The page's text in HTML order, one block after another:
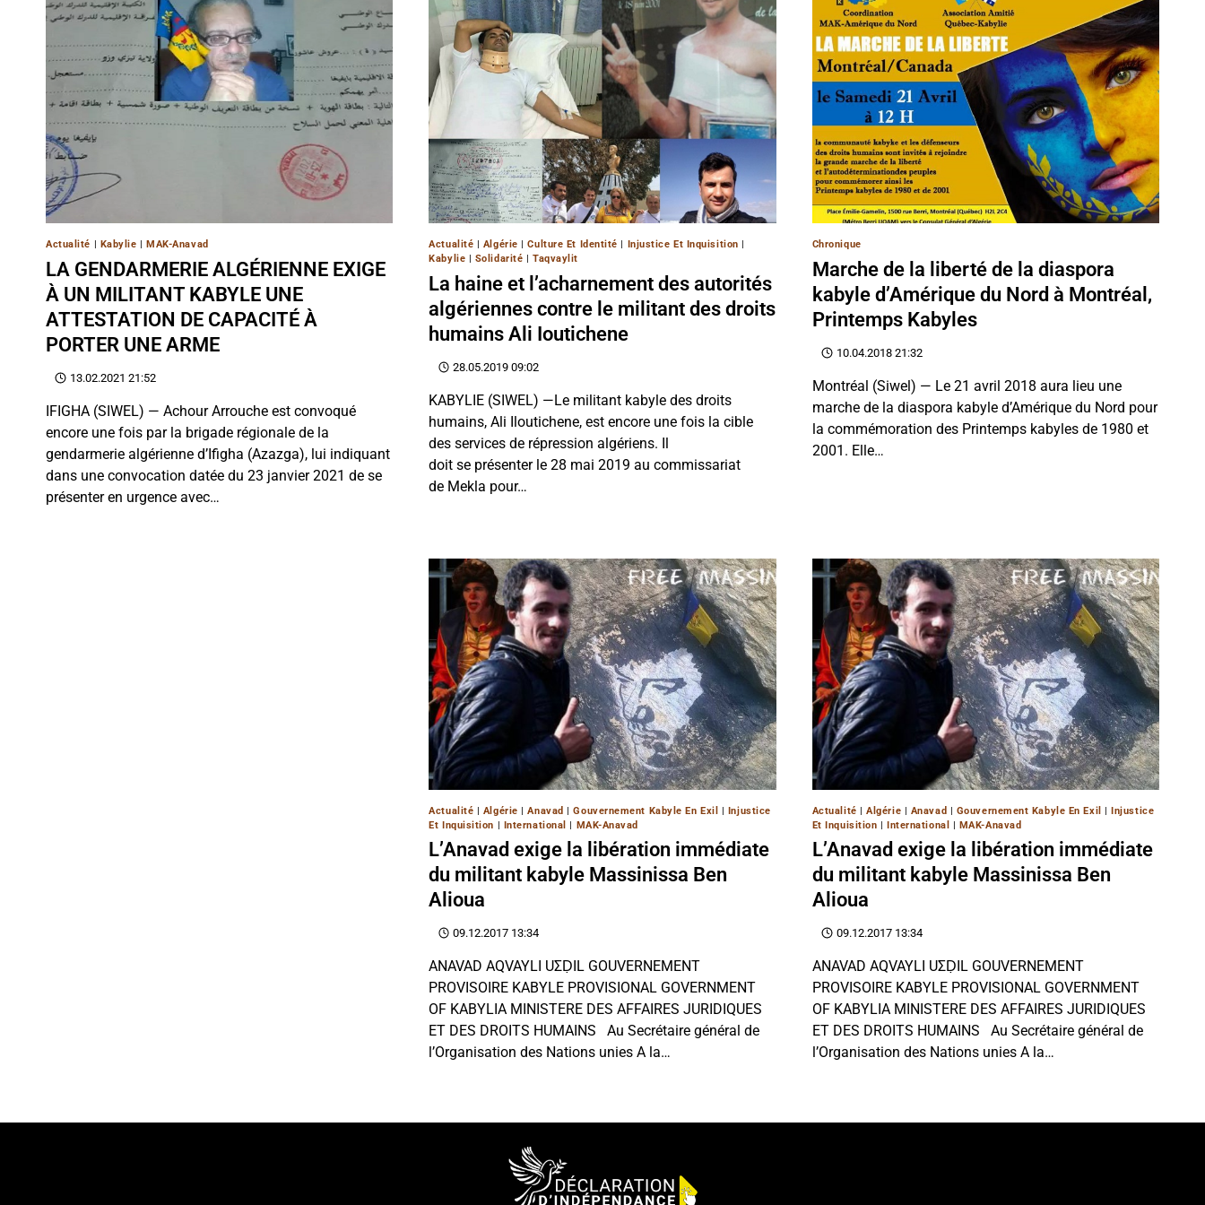
Actualité Kabylie MAK-Anavad
LA GENDARMERIE ALGÉRIENNE EXIGE
À UN MILITANT KABYLE UNE
ATTESTATION DE CAPACITÉ À
PORTER UNE ARME
13.02.2021 21:52
IFIGHA (SIWEL) — Achour Arrouche est convoqué
encore une fois par la brigade régionale de la
gendarmerie algérienne d’Ifigha (Azazga), lui indiquant
dans une convocation datée du 23 janvier 2021 de se
présenter en urgence avec…
Actualité Algérie |Culture Et Identité Injustice Et Inquisition
Kabylie
Solidarité Taqvaylit
La haine et l’acharnement des autorités
algériennes contre le militant des droits
humains Ali Ioutichene
28.05.2019 09:02
KABYLIE (SIWEL) —Le militant kabyle des droits
humains, Ali Iloutichene, est encore une fois la cible
des services de répression algériens. Il
doit se présenter le 28 mai 2019 au commissariat
de Mekla pour…
Chronique
Marche de la liberté de la diaspora
kabyle d’Amérique du Nord à Montréal,
Printemps Kabyles
10.04.2018 21:32
Montréal (Siwel) — Le 21 avril 2018 aura lieu une
marche de la diaspora kabyle d’Amérique du Nord pour
la commémoration des Printemps kabyles de 1980 et
2001. Elle…
Actualité | Algérie |Anavad |Gouvernement Kabyle En Exil | Injustice
Et Inquisition | International | MAK-Anavad
L’Anavad exige la libération immédiate
du militant kabyle Massinissa Ben
Alioua
09.12.2017 13:34
ANAVAD AQVAYLI UΣḌIL GOUVERNEMENT
PROVISOIRE KABYLE PROVISIONAL GOVERNMENT
OF KABYLIA MINISTERE DES AFFAIRES JURIDIQUES
ET DES DROITS HUMAINS Au Secrétaire général de
l’Organisation des Nations unies A la…
Actualité |Algérie | Anavad | Gouvernement Kabyle En Exil |Injustice
Et Inquisition |International | MAK-Anavad
L’Anavad exige la libération immédiate
du militant kabyle Massinissa Ben
Alioua
09.12.2017 13:34
ANAVAD AQVAYLI UΣḌIL GOUVERNEMENT
PROVISOIRE KABYLE PROVISIONAL GOVERNMENT
OF KABYLIA MINISTERE DES AFFAIRES JURIDIQUES
ET DES DROITS HUMAINS Au Secrétaire général de
l’Organisation des Nations unies A la…